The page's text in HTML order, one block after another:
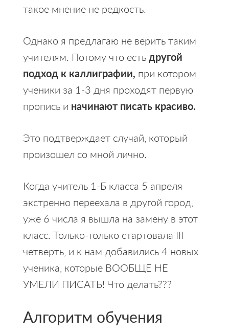
такое мнение не редкость.
Однако я предлагаю не верить таким
учителям. Потому что естьдругой
подход к каллиграфии, при котором
ученики за 1-3 дня проходят первую
пропись и начинают писать красиво.
Это подтверждает случай, который
произошел со мной лично.
Когда учитель 1-Б класса 5 апреля
экстренно переехала в другой город,
уже 6 числа я вышла на замену в этот
класс. Только-только стартовала III
четверть, и к нам добавились 4 новых
ученика, которые ВООБЩЕ НЕ
УМЕЛИ ПИСАТЬ! Что делать???
Алгоритм обучения